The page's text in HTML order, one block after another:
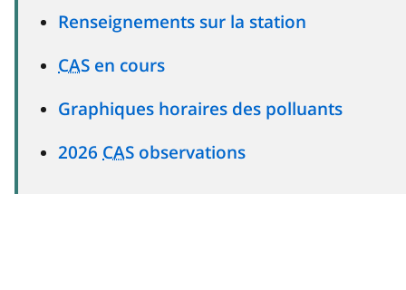
Renseignements sur la station
CAS en cours
Graphiques horaires des polluants
2026 CAS observations